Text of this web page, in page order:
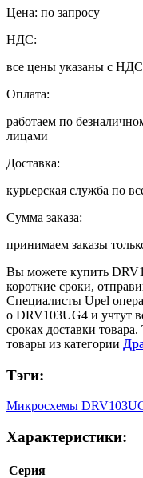
Цена: по запросу
НДС:
все цены указаны с НДС
Оплата:
работаем по
лицами
Доставка:
курьерская служба по
Сумма заказа:
принимаем заказы
Вы можете купить
короткие сроки,
Специалисты Upel
о DRV103UG4 и учтут
сроках доставки
товары из категории
Тэги:
Микросхемы
Характеристики:
Серия